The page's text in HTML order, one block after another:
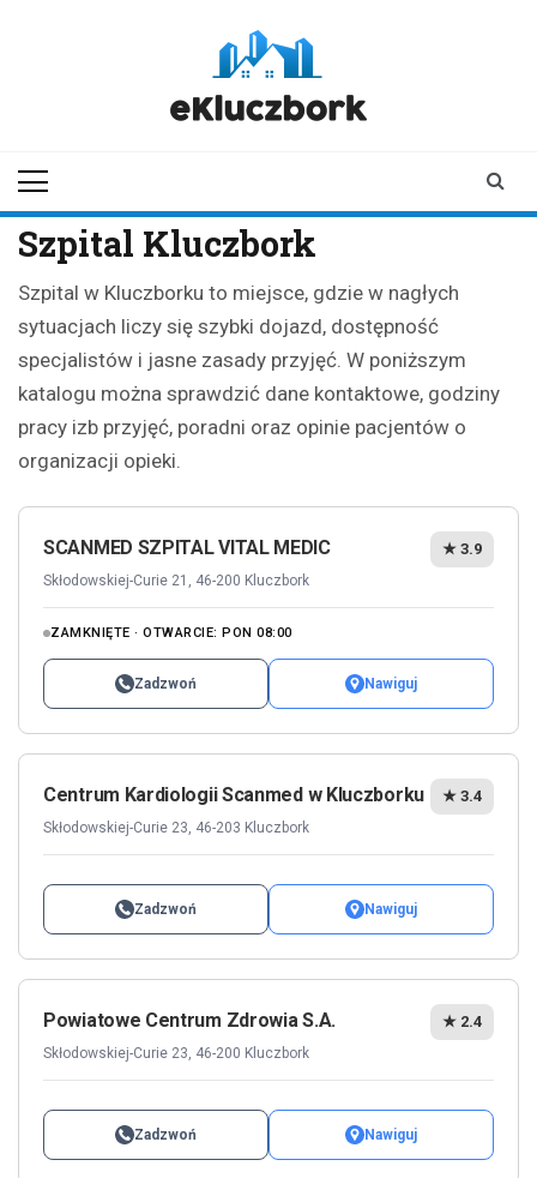
Szpital Kluczbork
Szpital w Kluczborku to miejsce, gdzie w nagłych
sytuacjach liczy się szybki dojazd, dostępność
specjalistów i jasne zasady przyjęć. W poniższym
katalogu można sprawdzić dane kontaktowe, godziny
pracy izb przyjęć, poradni oraz opinie pacjentów o
organizacji opieki.
SCANMED SZPITAL VITAL MEDIC
Skłodowskiej-Curie 21, 46-200 Kluczbork
★ 3.9
ZAMKNIĘTE · OTWARCIE: PON 08:00
Zadzwoń Nawiguj
Centrum Kardiologii Scanmed w Kluczborku
Skłodowskiej-Curie 23, 46-203 Kluczbork
★ 3.4
Zadzwoń Nawiguj
Powiatowe Centrum Zdrowia S.A.
Skłodowskiej-Curie 23, 46-200 Kluczbork
★ 2.4
Zadzwoń Nawiguj